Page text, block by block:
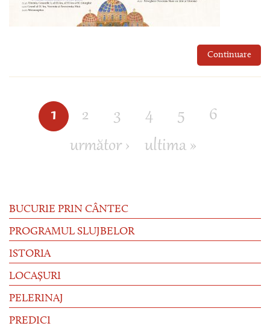
Continuare
Pagini
1 2 3 4 5
6
următor ›
ultima »
BUCURIE PRIN CÂNTEC
PROGRAMUL SLUJBELOR
ISTORIA
LOCAȘURI
PELERINAJ
PREDICI